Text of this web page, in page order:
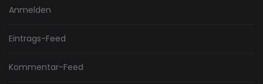
Anmelden
Eintrags-Feed
Kommentar-Feed